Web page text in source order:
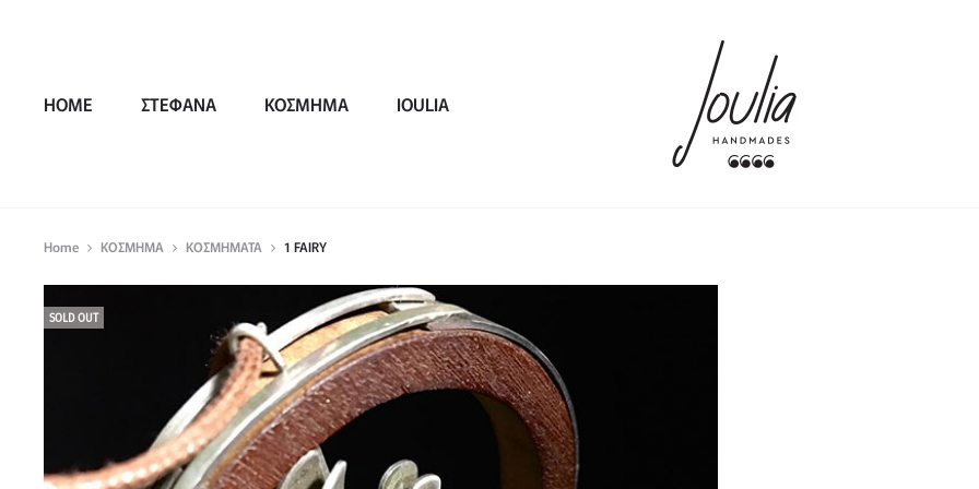
HOME ΣΤΕΦΑΝΑ ΚΟΣΜΗΜΑ IOULIA
Home ΚΟΣΜΗΜΑ ΚΟΣΜΗΜΑΤΑ 1 FAIRY
SOLD OUT